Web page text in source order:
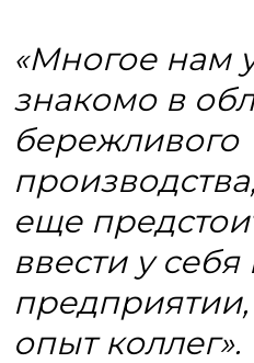
«Многое нам
знакомо в
бережливого
еще
ввести у себя
опыт коллег».